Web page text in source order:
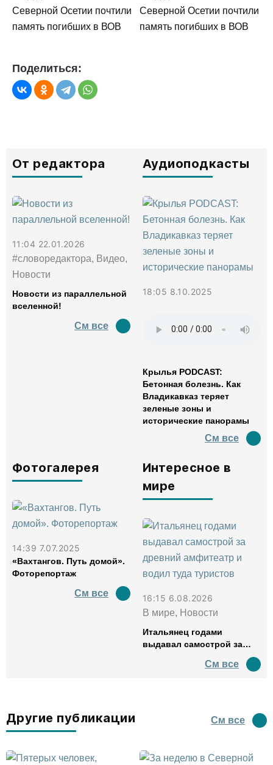
Поделиться:
От редактора
11:04 22.01.2026
#словоредактора, Видео,
Новости
Новости из параллельной
вселенной!
См все
Аудиоподкасты
18:05 8.10.2025
Крылья PODCAST:
Бетонная болезнь. Как
Владикавказ теряет
зеленые зоны и
исторические панорамы
См все
Фотогалерея
14:39 7.07.2025
«Вахтангов. Путь домой».
Фоторепортаж
См все
Интересное в
мире
16:15 6.08.2026
В мире, Новости
Итальянец годами
выдавал самострой за
водил туда туристов
См все
Другие публикации См все